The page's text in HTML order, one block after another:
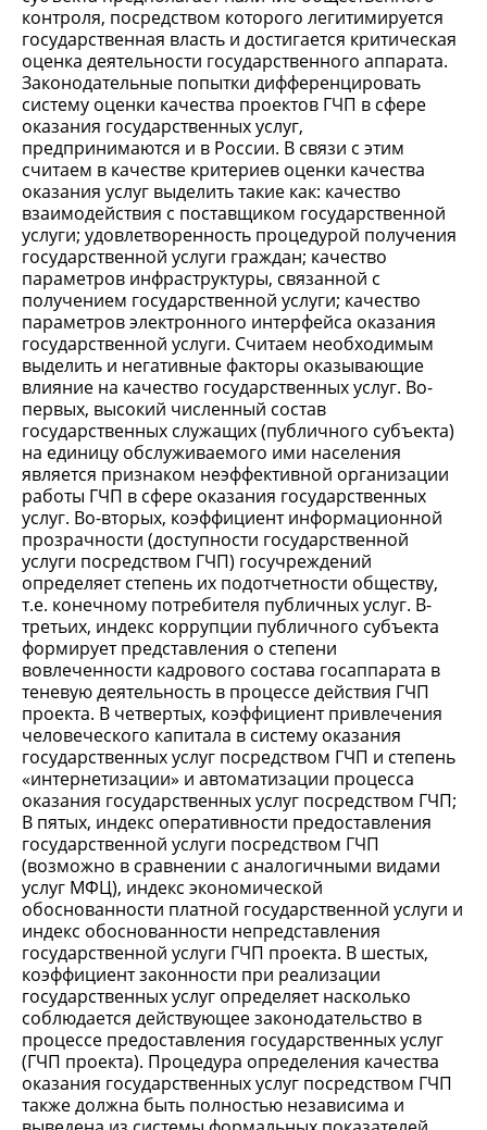
контроля, посредством которого легитимируется
государственная власть и достигается критическая
оценка деятельности государственного аппарата.
Законодательные попытки дифференцировать
систему оценки качества проектов ГЧП в сфере
оказания государственных услуг,
предпринимаются и в России. В связи с этим
считаем в качестве критериев оценки качества
оказания услуг выделить такие как: качество
взаимодействия с поставщиком государственной
услуги; удовлетворенность процедурой получения
государственной услуги граждан; качество
параметров инфраструктуры, связанной с
получением государственной услуги; качество
параметров электронного интерфейса оказания
государственной услуги. Считаем необходимым
выделить и негативные факторы оказывающие
влияние на качество государственных услуг. Во-
первых, высокий численный состав
государственных служащих (публичного субъекта)
на единицу обслуживаемого ими населения
является признаком неэффективной организации
работы ГЧП в сфере оказания государственных
услуг. Во-вторых, коэффициент информационной
прозрачности (доступности государственной
услуги посредством ГЧП) госучреждений
определяет степень их подотчетности обществу,
т.е. конечному потребителя публичных услуг. В-
третьих, индекс коррупции публичного субъекта
формирует представления о степени
вовлеченности кадрового состава госаппарата в
теневую деятельность в процессе действия ГЧП
проекта. В четвертых, коэффициент привлечения
человеческого капитала в систему оказания
государственных услуг посредством ГЧП и степень
«интернетизации» и автоматизации процесса
оказания государственных услуг посредством ГЧП;
В пятых, индекс оперативности предоставления
государственной услуги посредством ГЧП
(возможно в сравнении с аналогичными видами
услуг МФЦ), индекс экономической
обоснованности платной государственной услуги и
индекс обоснованности непредставления
государственной услуги ГЧП проекта. В шестых,
коэффициент законности при реализации
государственных услуг определяет насколько
соблюдается действующее законодательство в
процессе предоставления государственных услуг
(ГЧП проекта). Процедура определения качества
оказания государственных услуг посредством ГЧП
также должна быть полностью независима и